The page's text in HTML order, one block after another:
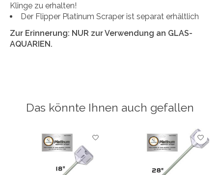
Klinge zu erhalten!
Der Flipper Platinum Scraper ist separat erhältlich
Zur Erinnerung: NUR zur Verwendung an GLAS-
AQUARIEN.
Das könnte Ihnen auch gefallen
Produkt-Karussell-Artikel